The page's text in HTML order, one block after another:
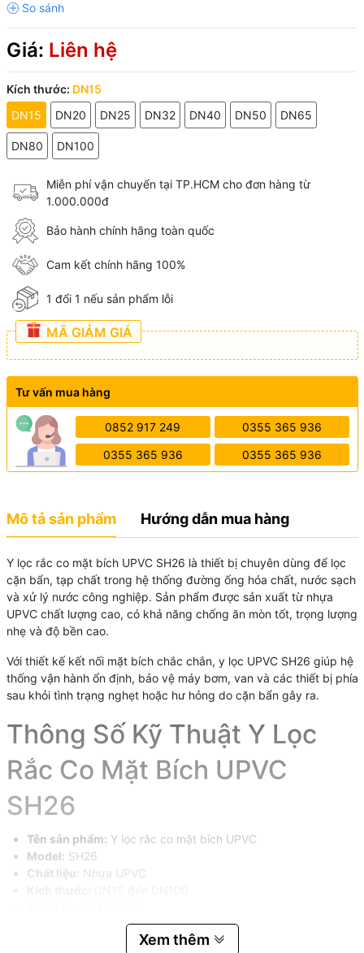
Giá: Liên hệ
Kích thước: DN15
DN15
DN20 DN25 DN32 DN40 DN50 DN65
DN80 DN100
Miễn phí vận chuyển tại TP.HCM cho đơn hàng từ
1.000.000đ
Bảo hành chính hãng toàn quốc
Cam kết chính hãng 100%
1 đổi 1 nếu sản phẩm lỗi
MÃ GIẢM GIÁ
Tư vấn mua hàng
0852 917 249 0355 365 936
0355 365 936 0355 365 936
Mô tả sản phẩm Hướng dẫn mua hàng
Y lọc rắc co mặt bích UPVC SH26 là thiết bị chuyên dùng để lọc
cặn bẩn, tạp chất trong hệ thống đường ống hóa chất, nước sạch
và xử lý nước công nghiệp. Sản phẩm được sản xuất từ nhựa
UPVC chất lượng cao, có khả năng chống ăn mòn tốt, trọng lượng
nhẹ và độ bền cao.
Với thiết kế kết nối mặt bích chắc chắn, y lọc UPVC SH26 giúp hệ
thống vận hành ổn định, bảo vệ máy bơm, van và các thiết bị phía
sau khỏi tình trạng nghẹt hoặc hư hỏng do cặn bẩn gây ra.
Thông Số Kỹ Thuật Y Lọc
Rắc Co Mặt Bích UPVC
SH26
Tên sản phẩm: Y lọc rắc co mặt bích UPVC
Model: SH26
Chất liệu: Nhựa UPVC
EPDM / VITTON
0 – 45 độ C
Xem thêm